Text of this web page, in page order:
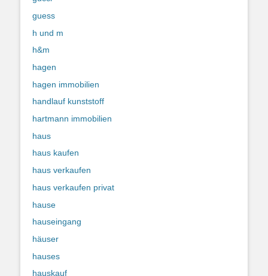
guess
h und m
h&m
hagen
hagen immobilien
handlauf kunststoff
hartmann immobilien
haus
haus kaufen
haus verkaufen
haus verkaufen privat
hause
hauseingang
häuser
hauses
hauskauf